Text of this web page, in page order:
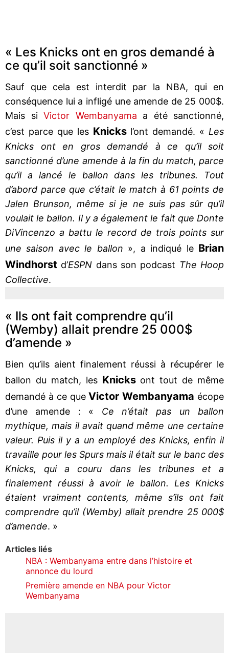
« Les Knicks ont en gros demandé à
ce qu’il soit sanctionné »
Sauf que cela est interdit par la NBA, qui en
conséquence lui a infligé une amende de 25 000$.
Mais si Victor Wembanyama a été sanctionné,
c’est parce que les Knicksl’ont demandé. « Les
Knicks ont en gros demandé à ce qu’il soit
sanctionné d’une amende à la fin du match, parce
qu’il a lancé le ballon dans les tribunes. Tout
d’abord parce que c’était le match à 61 points de
Jalen Brunson, même si je ne suis pas sûr qu’il
voulait le ballon. Il y a également le fait que Donte
DiVincenzo a battu le record de trois points sur
une saison avec le ballon », a indiqué le Brian
Windhorst d’ESPN dans son podcast The Hoop
Collective.
« Ils ont fait comprendre qu’il
(Wemby) allait prendre 25 000$
d’amende »
Bien qu’ils aient finalement réussi à récupérer le
ballon du match, les Knicksont tout de même
demandé à ce queVictor Wembanyama écope
d’une amende : « Ce n’était pas un ballon
mythique, mais il avait quand même une certaine
valeur. Puis il y a un employé des Knicks, enfin il
travaille pour les Spurs mais il était sur le banc des
Knicks, qui a couru dans les tribunes et a
finalement réussi à avoir le ballon. Les Knicks
étaient vraiment contents, même s’ils ont fait
comprendre qu’il (Wemby) allait prendre 25 000$
d’amende. »
Articles liés
NBA : Wembanyama entre dans l’histoire et
annonce du lourd
Première amende en NBA pour Victor
Wembanyama